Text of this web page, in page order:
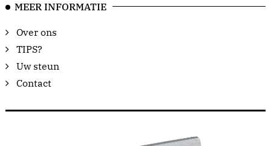
MEER INFORMATIE
Over ons
TIPS?
Uw steun
Contact